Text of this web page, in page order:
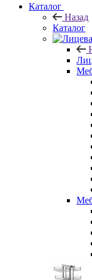
Каталог
Назад
Каталог